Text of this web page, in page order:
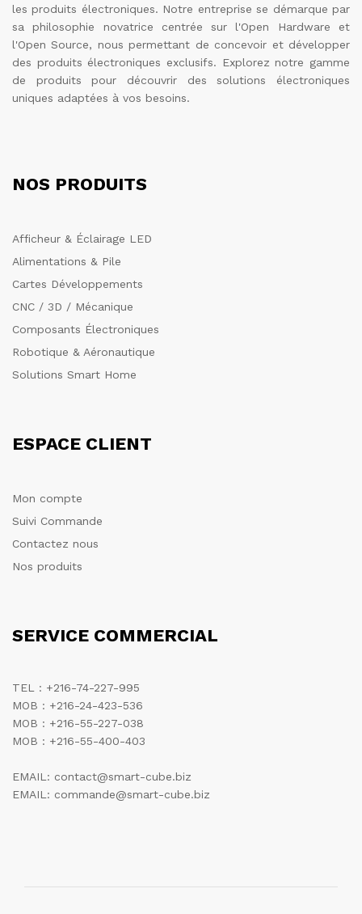
les produits électroniques. Notre entreprise se démarque par
sa philosophie novatrice centrée sur l'Open Hardware et
l'Open Source, nous permettant de concevoir et développer
des produits électroniques exclusifs. Explorez notre gamme
de produits pour découvrir des solutions électroniques
uniques adaptées à vos besoins.
NOS PRODUITS
Afficheur & Éclairage LED
Alimentations & Pile
Cartes Développements
CNC / 3D / Mécanique
Composants Électroniques
Robotique & Aéronautique
Solutions Smart Home
ESPACE CLIENT
Mon compte
Suivi Commande
Contactez nous
Nos produits
SERVICE COMMERCIAL
TEL : +216-74-227-995
MOB : +216-24-423-536
MOB : +216-55-227-038
MOB : +216-55-400-403
EMAIL: contact@smart-cube.biz
EMAIL: commande@smart-cube.biz